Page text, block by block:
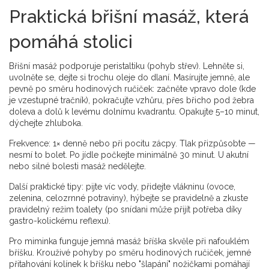
Praktická břišní masáž, která
pomáhá stolici
Břišní masáž podporuje peristaltiku (pohyb střev). Lehněte si,
uvolněte se, dejte si trochu oleje do dlaní. Masírujte jemně, ale
pevně po směru hodinových ručiček: začněte vpravo dole (kde
je vzestupné tračník), pokračujte vzhůru, přes břicho pod žebra
doleva a dolů k levému dolnímu kvadrantu. Opakujte 5–10 minut,
dýchejte zhluboka.
Frekvence: 1× denně nebo při pocitu zácpy. Tlak přizpůsobte —
nesmí to bolet. Po jídle počkejte minimálně 30 minut. U akutní
nebo silné bolesti masáž nedělejte.
Další praktické tipy: pijte víc vody, přidejte vlákninu (ovoce,
zelenina, celozrnné potraviny), hýbejte se pravidelně a zkuste
pravidelný režim toalety (po snídani může přijít potřeba díky
gastro-kolickému reflexu).
Pro miminka funguje jemná masáž bříška skvěle při nafouklém
bříšku. Krouživé pohyby po směru hodinových ručiček, jemné
přitahování kolínek k bříšku nebo "šlapání" nožičkami pomáhají